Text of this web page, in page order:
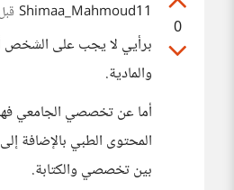
0
Shimaa_Mahmoud11 قبل 4 سنوات
برأيي لا يجب على الشخص
والمادية.
أما عن تخصصي الجامعي فهو
المحتوى الطبي بالإضافة
بين تخصصي والكتابة.